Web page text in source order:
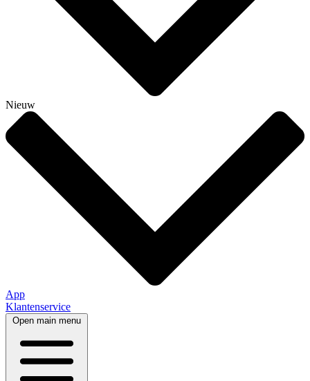
Nieuw
App
Klantenservice
Open main menu